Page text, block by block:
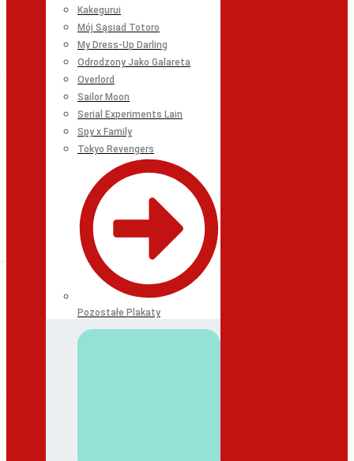
Kakegurui
Mój Sąsiad Totoro
My Dress-Up Darling
Odrodzony Jako Galareta
Overlord
Sailor Moon
Serial Experiments Lain
Spy x Family
Tokyo Revengers
Pozostałe Plakaty